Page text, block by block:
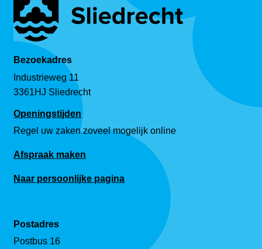
Bezoekadres
Industrieweg 11
3361HJ Sliedrecht
Openingstijden
Regel uw zaken zoveel mogelijk online
Afspraak maken
Naar persoonlijke pagina
Postadres
Postbus 16